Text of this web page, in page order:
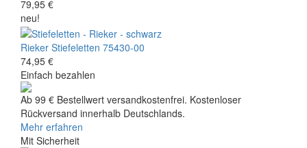
79,95 €
neu!
Rieker Stiefeletten 75430-00
74,95 €
Einfach bezahlen
Ab 99 € Bestellwert versandkostenfrei. Kostenloser
Rückversand innerhalb Deutschlands.
Mehr erfahren
Mit Sicherheit